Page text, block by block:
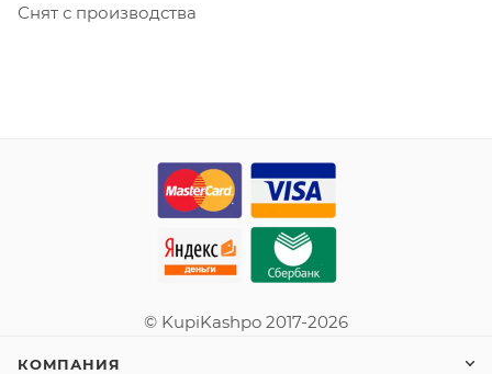
Снят с производства
© KupiKashpo 2017-2026
КОМПАНИЯ